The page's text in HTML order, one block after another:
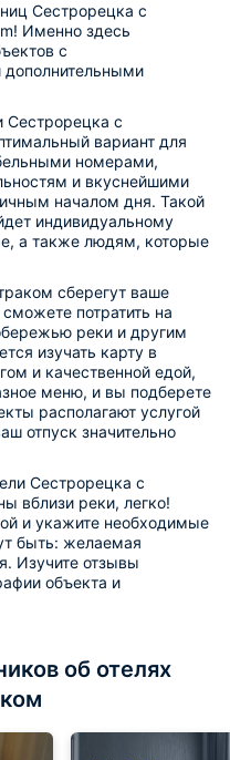
Сестрорецка с
Именно здесь
с
Сестрорецка с
вариант для
номерами,
и вкуснейшими
началом дня. Такой
индивидуальному
а также людям, которые
сберегут ваше
потратить на
реки и другим
изучать карту в
и качественной едой,
меню, и вы подберете
располагают услугой
отпуск значительно
Сестрорецка с
вблизи реки, легко!
и укажите необходимые
быть: желаемая
Изучите отзывы
объекта и
об отелях